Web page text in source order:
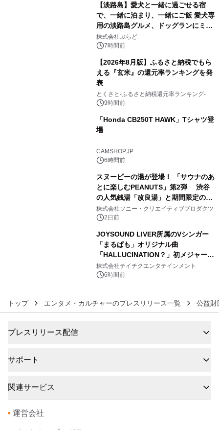
【淡路島】愛犬と一緒に過ごせる宿
で、一緒に泊まり、一緒にご飯 愛犬専
用の淡路島グルメ、ドッグランにミニ
プール グランピングとトレーラーハウ
スの2施設で
株式会社ぷらど
7時間前
【2026年8月版】ふるさと納税でもら
える『玄米』の還元率ランキングを発
表
とくさと-ふるさと納税還元率ランキング-
9時間前
「Honda CB250T HAWK」Tシャツ登
場
CAMSHOP.JP
6時間前
スヌーピーの湯が登場！ 「サウナのあ
とに楽しむPEANUTS」第2弾 渋谷
の人気銭湯「改良湯」と期間限定のコ
ラボレーション サウナイキタイコラ
ボグッズも発売決定！
株式会社ソニー・クリエイティブプロダクツ
2日前
JOYSOUND LIVER所属のVシンガー
「まるぱも」オリジナル曲
「HALLUCINATION？」初メジャー配
信リリース決定！
株式会社テイチクエンタテインメント
6時間前
トップ エンタメ・カルチャーのプレスリリース一覧 公益財
プレスリリース配信
サポート
関連サービス
• 運営会社